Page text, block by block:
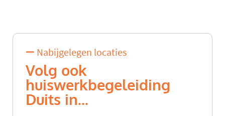
Nabijgelegen locaties
Volg ook
huiswerkbegeleiding
Duits in...